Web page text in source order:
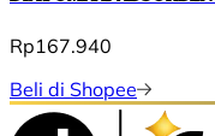
Rp167.940
Beli di Shopee